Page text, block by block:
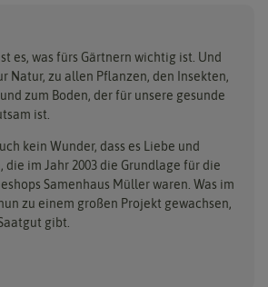
Dürr-Samen
Feldsaaten Freudenberger
Fertil
Flora Elite
es, was fürs Gärtnern wichtig ist. Und
Natur, zu allen Pflanzen, den Insekten,
zum Boden, der für unsere gesunde
ist.
kein Wunder, dass es Liebe und
die im Jahr 2003 die Grundlage für die
Samenhaus Müller waren. Was im
zu einem großen Projekt gewachsen,
gibt.